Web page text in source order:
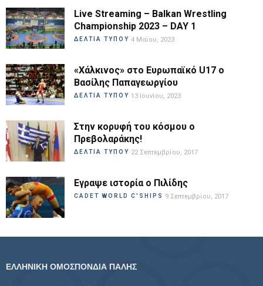
Live Streaming – Balkan Wrestling
Championship 2023 – DAY 1
ΔΕΛΤΙΑ ΤΥΠΟΥ 4 Μαΐου, 2023
«Χάλκινος» στο Ευρωπαϊκό U17 ο
Βασίλης Παπαγεωργίου
ΔΕΛΤΙΑ ΤΥΠΟΥ 13 Ιουνίου, 2023
Στην κορυφή του κόσμου ο
Πρεβολαράκης!
ΔΕΛΤΙΑ ΤΥΠΟΥ 22 Σεπτεμβρίου, 2017
Εγραψε ιστορία ο Πιλίδης
CADET WORLD C'SHIPS 9 Σεπτεμβρίου, 2017
ΕΛΛΗΝΙΚΗ ΟΜΟΣΠΟΝΔΙΑ ΠΑΛΗΣ